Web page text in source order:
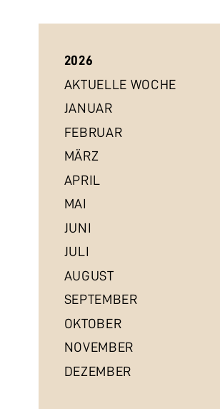
2026
AKTUELLE WOCHE
JANUAR
FEBRUAR
MÄRZ
APRIL
MAI
JUNI
JULI
AUGUST
SEPTEMBER
OKTOBER
NOVEMBER
DEZEMBER